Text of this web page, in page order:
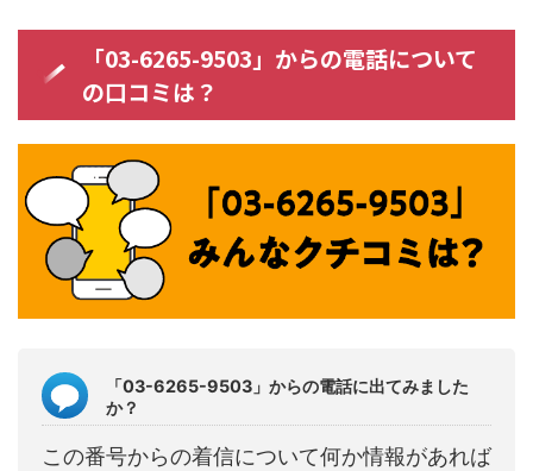
「03-6265-9503」からの電話について
の口コミは？
「03-6265-9503」からの電話に出てみました
か？
この番号からの着信について何か情報があれば